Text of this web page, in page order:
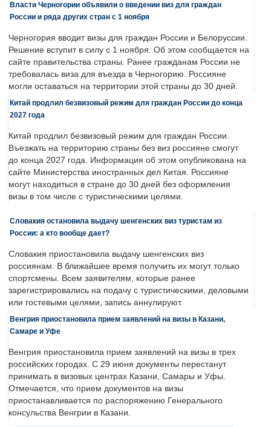
Власти Черногории объявили о введении виз для граждан
России и ряда других стран с 1 ноября
Черногория вводит визы для граждан России и Белоруссии.
Решение вступит в силу с 1 ноября. Об этом сообщается на
сайте правительства страны. Ранее гражданам России не
требовалась виза для въезда в Черногорию. Россияне
могли оставаться на территории этой страны до 30 дней.
Китай продлил безвизовый режим для граждан России до конца
2027 года
Китай продлил безвизовый режим для граждан России.
Въезжать на территорию страны без виз россияне смогут
до конца 2027 года. Информация об этом опубликована на
сайте Министерства иностранных дел Китая. Россияне
могут находиться в стране до 30 дней без оформления
визы в том числе с туристическими целями.
Словакия остановила выдачу шенгенских виз туристам из
России: а кто вообще дает?
Словакия приостановила выдачу шенгенских виз
россиянам. В ближайшее время получить их могут только
спортсмены. Всем заявителям, которые ранее
зарегистрировались на подачу с туристическими, деловыми
или гостевыми целями, запись аннулируют.
Венгрия приостановила прием заявлений на визы в Казани,
Самаре и Уфе
Венгрия приостановила прием заявлений на визы в трех
российских городах. С 29 июня документы перестанут
принимать в визовых центрах Казани, Самары и Уфы.
Отмечается, что прием документов на визы
приостанавливается по распоряжению Генерального
консульства Венгрии в Казани.